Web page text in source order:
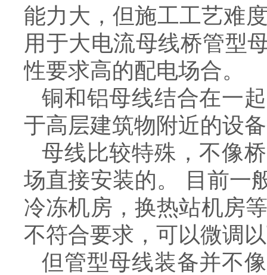
能力大，但施工工艺难
用于大电流母线桥管型
性要求高的配电场合。
铜和铝母线结合在一
于高层建筑物附近的设
母线比较特殊，不像
场直接安装的。 目前一
冷冻机房，换热站机房
不符合要求，可以微调
但管型母线装备并不